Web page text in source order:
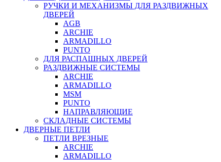
РУЧКИ И МЕХАНИЗМЫ ДЛЯ РАЗДВИЖНЫХ
ДВЕРЕЙ
AGB
ARCHIE
ARMADILLO
PUNTO
ДЛЯ РАСПАШНЫХ ДВЕРЕЙ
РАЗДВИЖНЫЕ СИСТЕМЫ
ARCHIE
ARMADILLO
MSM
PUNTO
НАПРАВЛЯЮЩИЕ
СКЛАДНЫЕ СИСТЕМЫ
ДВЕРНЫЕ ПЕТЛИ
ПЕТЛИ ВРЕЗНЫЕ
ARCHIE
ARMADILLO